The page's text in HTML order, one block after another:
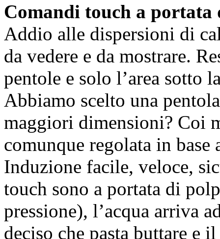
Comandi touch a
Addio alle dispersioni di
da vedere e da mostrare.
pentole e solo l’area sotto
Abbiamo scelto una
maggiori dimensioni? Coi
comunque regolata in base
Induzione facile, veloce,
touch sono a portata di
pressione), l’acqua arriva
deciso che pasta buttare e